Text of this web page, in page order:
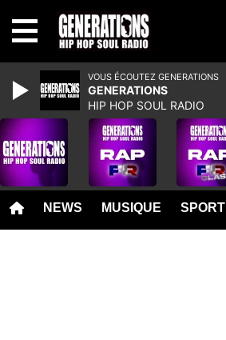
NEWS MUSIQUE SPORT
VOUS ÉCOUTEZ GENERATIONS
GENERATIONS
HIP HOP SOUL RADIO